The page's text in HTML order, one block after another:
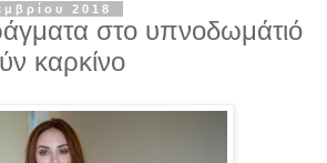
2018
στο υπνοδωμάτιό
καρκίνο